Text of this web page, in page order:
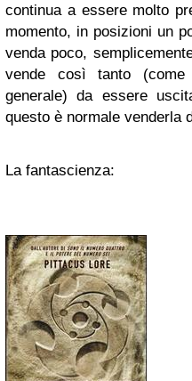
continua a essere molto
momento, in posizioni un
venda poco,
vende così tanto (come
generale) da essere
questo è normale venderla
La fantascienza: